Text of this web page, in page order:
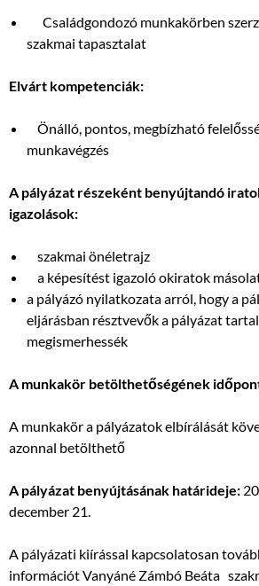
Családgondozó munkakörben
szakmai tapasztalat
Elvárt kompetenciák:
Önálló, pontos, megbízható
munkavégzés
A pályázat részeként benyújtandó
igazolások:
szakmai önéletrajz
a képesítést igazoló okiratok
a pályázó nyilatkozata arról, hogy a
eljárásban résztvevők a pályázat
megismerhessék
A munkakör betölthetőségének
A munkakör a pályázatok elbírálását
azonnal betölthető
A pályázat benyújtásának határideje:
december 21.
A pályázati kiírással kapcsolatosan
információt Vanyáné Zámbó Beáta